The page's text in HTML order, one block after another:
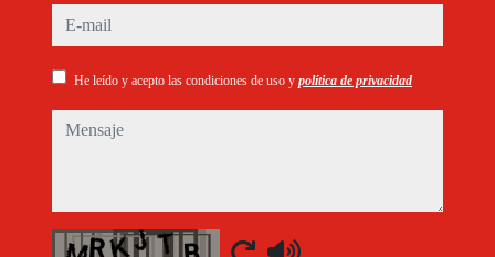
e-mail
He leído y acepto las condiciones de uso y política de privacidad
mensaje
Captcha